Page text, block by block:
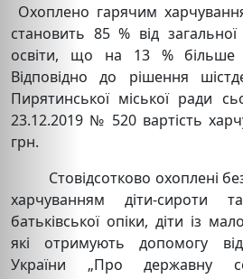
Охоплено гарячим
становить 85 % від загальної
освіти, що на 13 % більше
Відповідно до рішення
Пирятинської міської ради
23.12.2019 № 520 вартість
грн.
Стовідсотково охоплені
харчуванням діти-сироти
батьківської опіки, діти із
які отримують допомогу
України „Про державну